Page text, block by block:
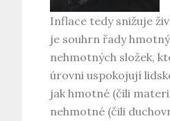
Inflace tedy snižuje
je souhrn řady
nehmotných složek,
úrovni uspokojují
jak hmotné (čili
nehmotné (čili